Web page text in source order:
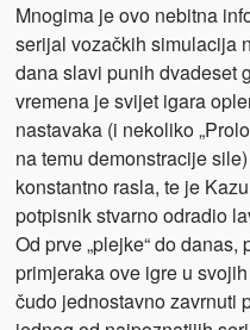
Mnogima je ovo nebitna
serijal vozačkih simulacija
dana slavi punih dvadeset
vremena je svijet igara
nastavaka (i nekoliko
na temu demonstracije
konstantno rasla, te je
potpisnik stvarno odradio
Od prve „plejke“ do
primjeraka ove igre u
čudo jednostavno zavrnuti